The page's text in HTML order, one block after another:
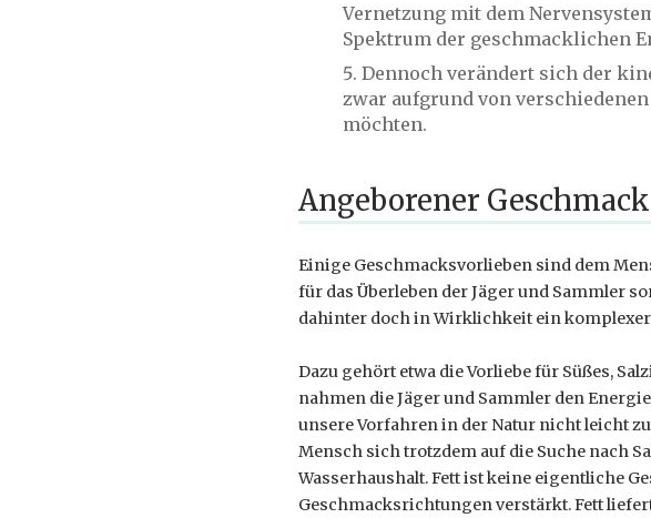
Vernetzung mit dem
Spektrum der geschmacklichen
Dennoch verändert sich der
zwar aufgrund von
möchten.
Angeborener Geschmack
Einige Geschmacksvorlieben sind dem
für das Überleben der Jäger und Sammler
dahinter doch in Wirklichkeit ein
Dazu gehört etwa die Vorliebe für Süßes,
nahmen die Jäger und Sammler den
unsere Vorfahren in der Natur nicht leicht
Mensch sich trotzdem auf die Suche nach
Wasserhaushalt. Fett ist keine eigentliche
Geschmacksrichtungen verstärkt. Fett